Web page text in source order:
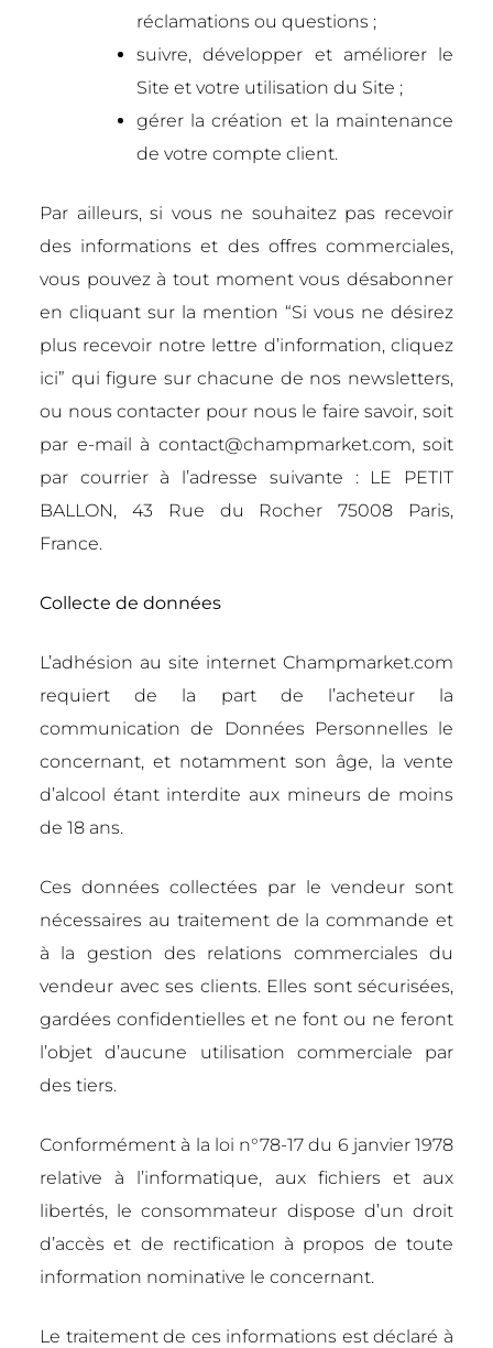
réclamations ou questions ;
suivre, développer et améliorer le
Site et votre utilisation du Site ;
gérer la création et la maintenance
de votre compte client.
Par ailleurs, si vous ne souhaitez pas recevoir
des informations et des offres commerciales,
vous pouvez à tout moment vous désabonner
en cliquant sur la mention “Si vous ne désirez
plus recevoir notre lettre d’information, cliquez
ici” qui figure sur chacune de nos newsletters,
ou nous contacter pour nous le faire savoir, soit
par e-mail à contact@champmarket.com, soit
par courrier à l’adresse suivante : LE PETIT
BALLON, 43 Rue du Rocher 75008 Paris,
France.
Collecte de données
L’adhésion au site internet Champmarket.com
requiert de la part de l’acheteur la
communication de Données Personnelles le
concernant, et notamment son âge, la vente
d’alcool étant interdite aux mineurs de moins
de 18 ans.
Ces données collectées par le vendeur sont
nécessaires au traitement de la commande et
à la gestion des relations commerciales du
vendeur avec ses clients. Elles sont sécurisées,
gardées confidentielles et ne font ou ne feront
l’objet d’aucune utilisation commerciale par
des tiers.
Conformément à la loi n°78-17 du 6 janvier 1978
relative à l’informatique, aux fichiers et aux
libertés, le consommateur dispose d’un droit
d’accès et de rectification à propos de toute
information nominative le concernant.
Le traitement de ces informations est déclaré à